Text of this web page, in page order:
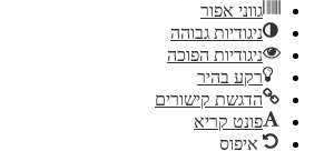
גווני אפור
ניגודיות גבוהה
ניגודיות הפוכה
רקע בהיר
הדגשת קישורים
פונט קריא
איפוס